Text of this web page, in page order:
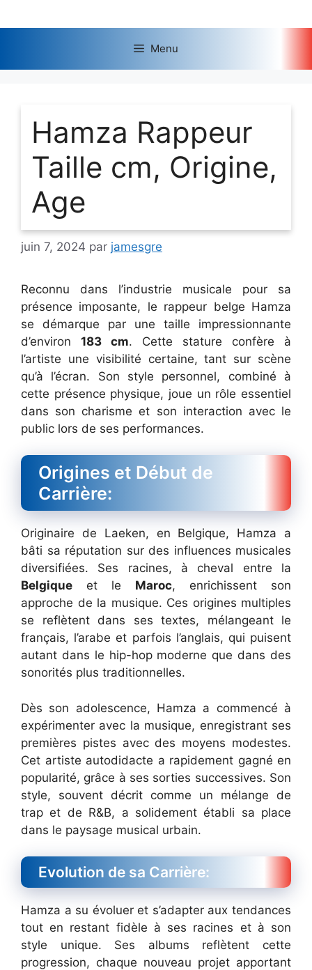
au
Menu
Hamza Rappeur
Taille cm, Origine,
Age
juin 7, 2024 par jamesgre
Reconnu dans l’industrie musicale pour sa
présence imposante, le rappeur belge Hamza
se démarque par une taille impressionnante
d’environ 183 cm. Cette stature confère à
l’artiste une visibilité certaine, tant sur scène
qu’à l’écran. Son style personnel, combiné à
cette présence physique, joue un rôle essentiel
dans son charisme et son interaction avec le
public lors de ses performances.
Origines et Début de
Carrière:
Originaire de Laeken, en Belgique, Hamza a
bâti sa réputation sur des influences musicales
diversifiées. Ses racines, à cheval entre la
Belgique et le Maroc, enrichissent son
approche de la musique. Ces origines multiples
se reflètent dans ses textes, mélangeant le
français, l’arabe et parfois l’anglais, qui puisent
autant dans le hip-hop moderne que dans des
sonorités plus traditionnelles.
Dès son adolescence, Hamza a commencé à
expérimenter avec la musique, enregistrant ses
premières pistes avec des moyens modestes.
Cet artiste autodidacte a rapidement gagné en
popularité, grâce à ses sorties successives. Son
style, souvent décrit comme un mélange de
trap et de R&B, a solidement établi sa place
dans le paysage musical urbain.
Evolution de sa Carrière:
Hamza a su évoluer et s’adapter aux tendances
tout en restant fidèle à ses racines et à son
style unique. Ses albums reflètent cette
progression, chaque nouveau projet apportant